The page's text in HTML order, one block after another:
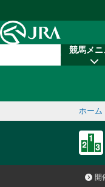
競馬メニ
ホーム
開